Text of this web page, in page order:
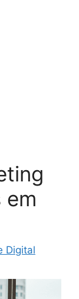
em
Digital